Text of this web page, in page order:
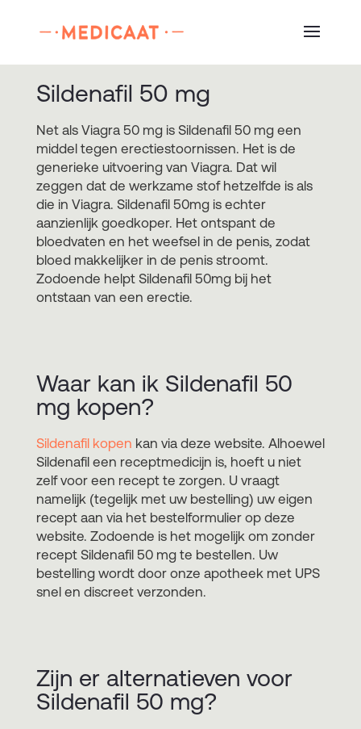
Sildenafil 50 mg
Net als Viagra 50 mg is Sildenafil 50 mg een
middel tegen erectiestoornissen. Het is de
generieke uitvoering van Viagra. Dat wil
zeggen dat de werkzame stof hetzelfde is als
die in Viagra. Sildenafil 50mg is echter
aanzienlijk goedkoper. Het ontspant de
bloedvaten en het weefsel in de penis, zodat
bloed makkelijker in de penis stroomt.
Zodoende helpt Sildenafil 50mg bij het
ontstaan van een erectie.
Waar kan ik Sildenafil 50
mg kopen?
Sildenafil kopen kan via deze website. Alhoewel
Sildenafil een receptmedicijn is, hoeft u niet
zelf voor een recept te zorgen. U vraagt
namelijk (tegelijk met uw bestelling) uw eigen
recept aan via het bestelformulier op deze
website. Zodoende is het mogelijk om zonder
recept Sildenafil 50 mg te bestellen. Uw
bestelling wordt door onze apotheek met UPS
snel en discreet verzonden.
Zijn er alternatieven voor
Sildenafil 50 mg?